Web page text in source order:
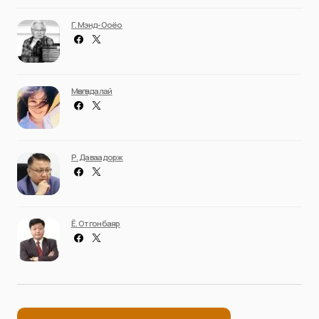
Г. Мэнд-Ооёо
Мөнгөндалай
Р. Даваадорж
Ё. Отгонбаяр